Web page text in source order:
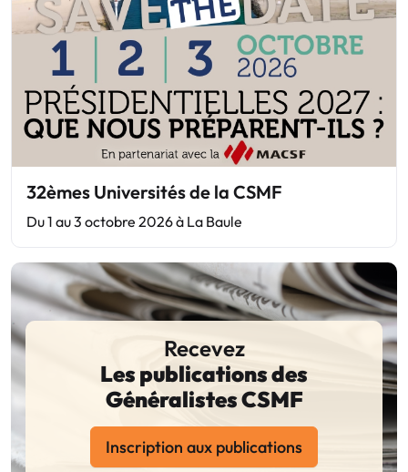
32èmes Universités de la CSMF
Du 1 au 3 octobre 2026 à La Baule
Recevez
Les publications des
Généralistes CSMF
Inscription aux publications